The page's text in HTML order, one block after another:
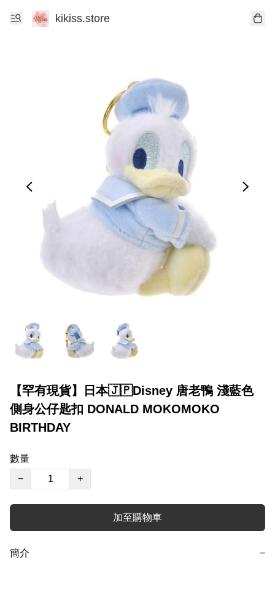
kikiss.store
【罕有現貨】日本🇯🇵Disney 唐老鴨 淺藍色
側身公仔匙扣 DONALD MOKOMOKO
BIRTHDAY
數量
−
+
加至購物車
簡介 −